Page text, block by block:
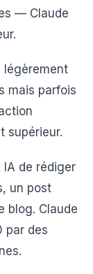
— Claude
légèrement
mais parfois
supérieur.
IA de rédiger
un post
blog. Claude
par des